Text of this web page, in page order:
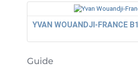
YVAN WOUANDJI-FRANCE B1
Guide